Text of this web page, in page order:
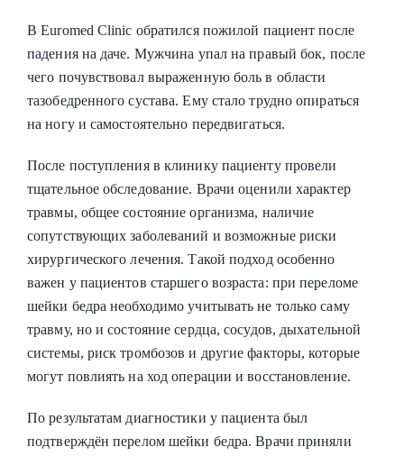
В Euromed Clinic обратился пожилой пациент после
падения на даче. Мужчина упал на правый бок, после
чего почувствовал выраженную боль в области
тазобедренного сустава. Ему стало трудно опираться
на ногу и самостоятельно передвигаться.
После поступления в клинику пациенту провели
тщательное обследование. Врачи оценили характер
травмы, общее состояние организма, наличие
сопутствующих заболеваний и возможные риски
хирургического лечения. Такой подход особенно
важен у пациентов старшего возраста: при переломе
шейки бедра необходимо учитывать не только саму
травму, но и состояние сердца, сосудов, дыхательной
системы, риск тромбозов и другие факторы, которые
могут повлиять на ход операции и восстановление.
По результатам диагностики у пациента был
подтверждён перелом шейки бедра. Врачи приняли